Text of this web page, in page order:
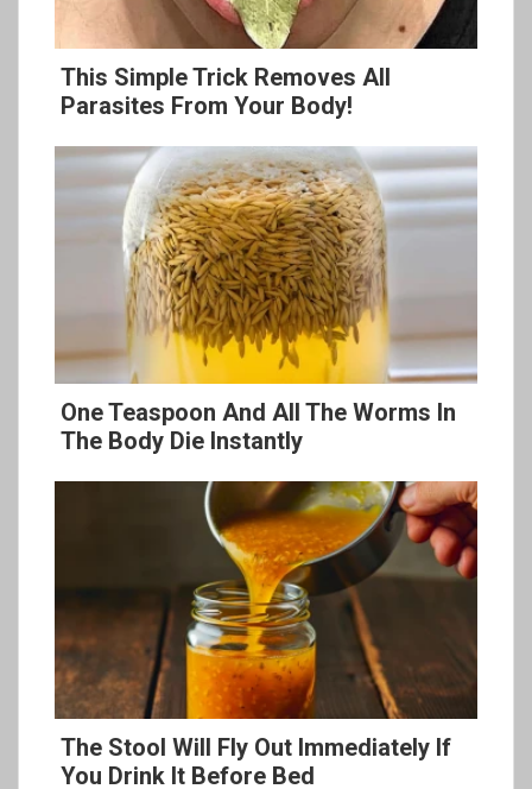
This Simple Trick Removes All
Parasites From Your Body!
One Teaspoon And All The Worms In
The Body Die Instantly
The Stool Will Fly Out Immediately If
You Drink It Before Bed